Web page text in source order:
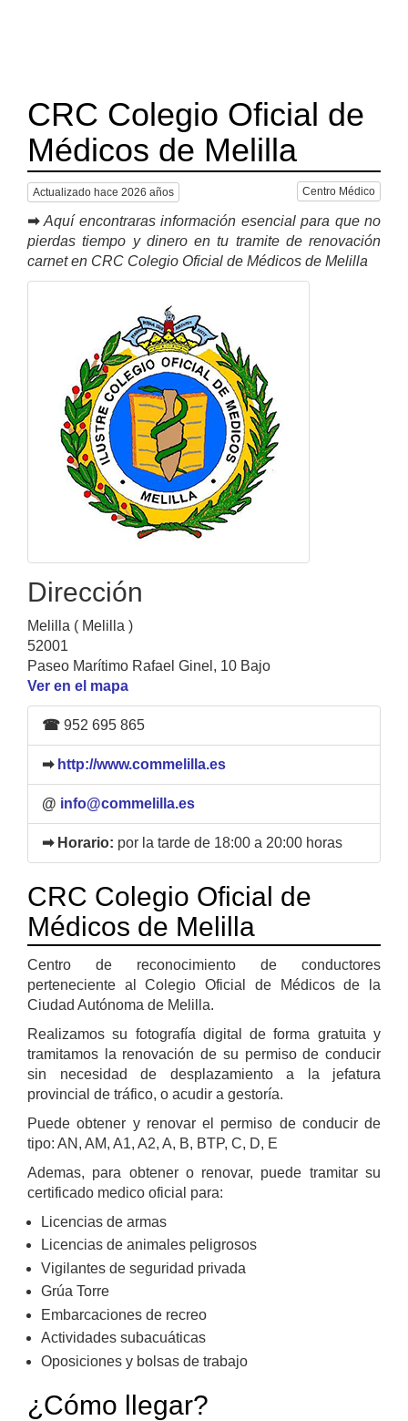
CRC Colegio Oficial de
Médicos de Melilla
Actualizado hace 2026 años Centro Médico
➡ Aquí encontraras información esencial para que no
pierdas tiempo y dinero en tu tramite de renovación
carnet en CRC Colegio Oficial de Médicos de Melilla
Dirección
Melilla ( Melilla )
52001
Paseo Marítimo Rafael Ginel, 10 Bajo
Ver en el mapa
☎ 952 695 865
➡ http://www.commelilla.es
@ info@commelilla.es
➡ Horario: por la tarde de 18:00 a 20:00 horas
CRC Colegio Oficial de
Médicos de Melilla
Centro de reconocimiento de conductores
perteneciente al Colegio Oficial de Médicos de la
Ciudad Autónoma de Melilla.
Realizamos su fotografía digital de forma gratuita y
tramitamos la renovación de su permiso de conducir
sin necesidad de desplazamiento a la jefatura
provincial de tráfico, o acudir a gestoría.
Puede obtener y renovar el permiso de conducir de
tipo: AN, AM, A1, A2, A, B, BTP, C, D, E
Ademas, para obtener o renovar, puede tramitar su
certificado medico oficial para:
Licencias de armas
Licencias de animales peligrosos
Vigilantes de seguridad privada
Grúa Torre
Embarcaciones de recreo
Actividades subacuáticas
Oposiciones y bolsas de trabajo
¿Cómo llegar?